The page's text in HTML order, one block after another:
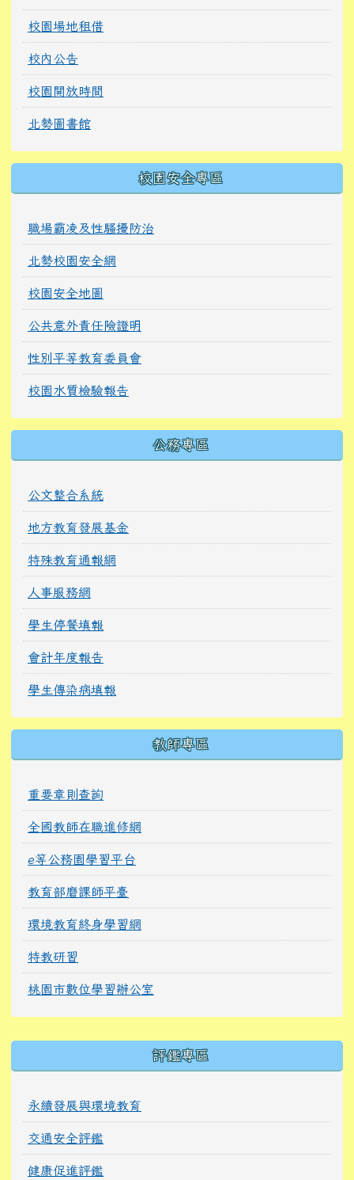
校園場地租借
校內公告
校園開放時間
北勢圖書館
校園安全專區
職場霸凌及性騷擾防治
北勢校園安全網
校園安全地圖
公共意外責任險證明
性別平等教育委員會
校園水質檢驗報告
公務專區
公文整合系統
地方教育發展基金
特殊教育通報網
人事服務網
學生停餐填報
會計年度報告
學生傳染病填報
教師專區
重要章則查詢
全國教師在職進修網
e等公務園學習平台
教育部磨課師平臺
環境教育終身學習網
特教研習
桃園市數位學習辦公室
評鑑專區
永續發展與環境教育
交通安全評鑑
健康促進評鑑